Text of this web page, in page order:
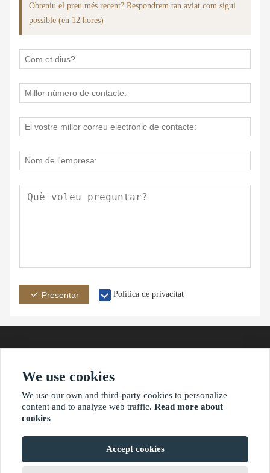
Obteniu el preu més recent? Respondrem tan aviat com sigui
possible (en 12 hores)
Presentar Política de privacitat
adreça Correuelectrònic
?2021 waimaoniu.net
We use cookies
We use our own and third-party cookies to personalize
content and to analyze web traffic. Read more about
cookies
Accept cookies